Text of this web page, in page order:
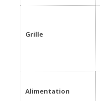
Grille
Alimentation